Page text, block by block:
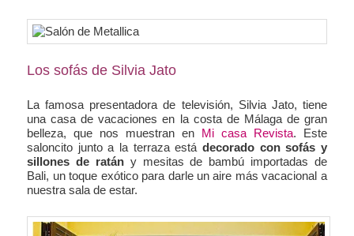
Los sofás de Silvia Jato
La famosa presentadora de televisión, Silvia Jato, tiene
una casa de vacaciones en la costa de Málaga de gran
belleza, que nos muestran en Mi casa Revista. Este
saloncito junto a la terraza está decorado con sofás y
sillones de ratány mesitas de bambú importadas de
Bali, un toque exótico para darle un aire más vacacional a
nuestra sala de estar.